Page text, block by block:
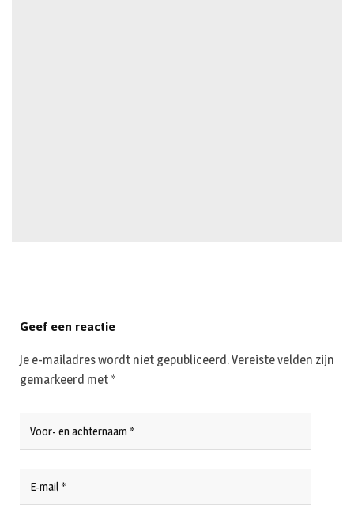
Geef een reactie
Je e-mailadres wordt niet gepubliceerd.Vereiste velden zijn
gemarkeerd met *